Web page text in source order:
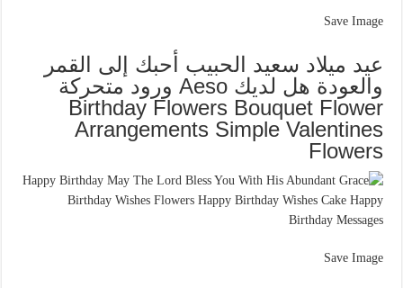
Save Image
عيد ميلاد سعيد الحبيب أحبك إلى القمر
والعودة هل لديك Aeso ورود متحركة
Birthday Flowers Bouquet Flower
Arrangements Simple Valentines
Flowers
Save Image